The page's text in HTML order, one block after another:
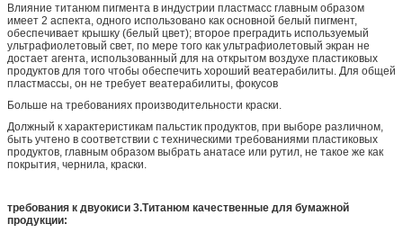
Влияние титанюм пигмента в индустрии пластмасс главным образом
имеет 2 аспекта, одного использовано как основной белый пигмент,
обеспечивает крышку (белый цвет); второе преградить используемый
ультрафиолетовый свет, по мере того как ультрафиолетовый экран не
достает агента, использованный для на открытом воздухе пластиковых
продуктов для того чтобы обеспечить хороший веатерабилиты. Для общей
пластмассы, он не требует веатерабилиты, фокусов
Больше на требованиях производительности краски.
Должный к характеристикам пальстик продуктов, при выборе различном,
быть учтено в соответствии с техническими требованиями пластиковых
продуктов, главным образом выбрать анатасе или рутил, не такое же как
покрытия, чернила, краски.
требования к двуокиси 3.Титанюм качественные для бумажной
продукции: